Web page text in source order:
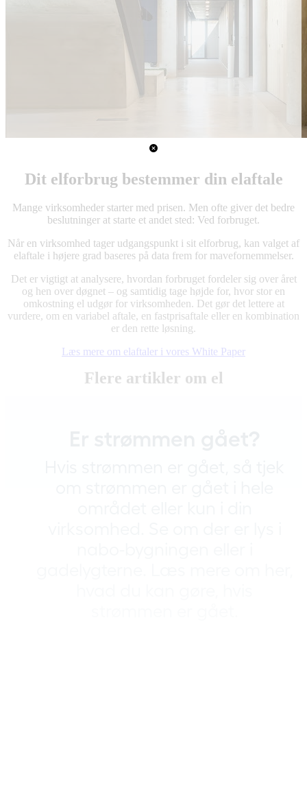
Dit elforbrug bestemmer din elaftale
Mange virksomheder starter med prisen. Men ofte giver det bedre
beslutninger at starte et andet sted: Ved forbruget.
Når en virksomhed tager udgangspunkt i sit elforbrug, kan valget af
elaftale i højere grad baseres på data frem for mavefornemmelser.
Det er vigtigt at analysere, hvordan forbruget fordeler sig over året
og hen over døgnet – og samtidig tage højde for, hvor stor en
omkostning el udgør for virksomheden. Det gør det lettere at
vurdere, om en variabel aftale, en fastprisaftale eller en kombination
er den rette løsning.
Læs mere om elaftaler i vores White Paper
Flere artikler om el